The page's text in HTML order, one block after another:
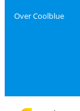
Over Coolblue